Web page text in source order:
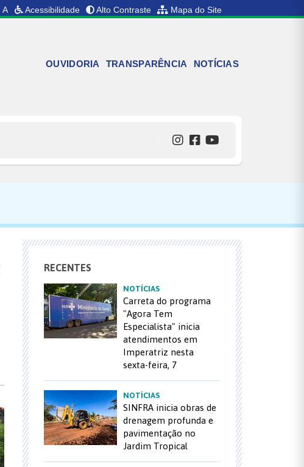
A Acessibilidade Alto Contraste Mapa do Site
OUVIDORIA TRANSPARÊNCIA NOTÍCIAS
RECENTES
NOTÍCIAS
Carreta do programa
"Agora Tem
Especialista" inicia
atendimentos em
Imperatriz nesta
sexta-feira, 7
NOTÍCIAS
SINFRA inicia obras de
drenagem profunda e
pavimentação no
Jardim Tropical